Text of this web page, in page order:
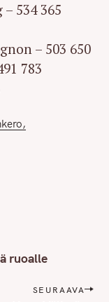
534 365
– 503 650
783
ruoalle
SEURAAVA